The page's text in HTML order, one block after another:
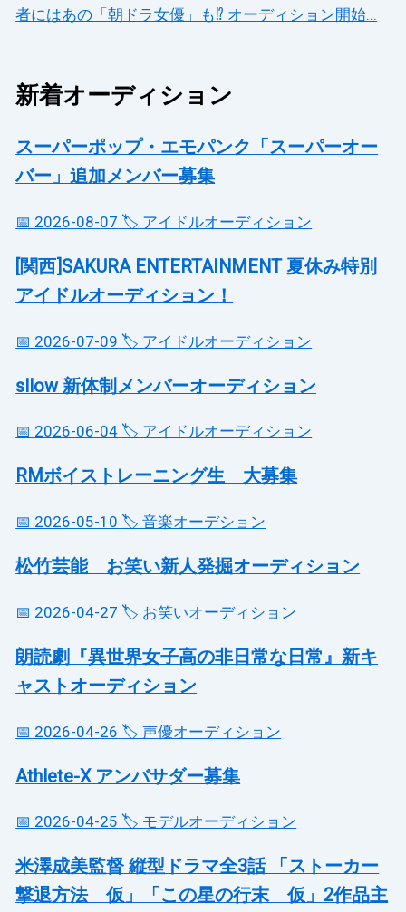
者にはあの「朝ドラ女優」も⁉ オーディション開始...
新着オーディション
スーパーポップ・エモパンク「スーパーオー
バー」追加メンバー募集
📅 2026-08-07 🏷️ アイドルオーディション
[関西]SAKURA ENTERTAINMENT 夏休み特別
アイドルオーディション！
📅 2026-07-09 🏷️ アイドルオーディション
sllow 新体制メンバーオーディション
📅 2026-06-04 🏷️ アイドルオーディション
RMボイストレーニング生 大募集
📅 2026-05-10 🏷️ 音楽オーデション
松竹芸能 お笑い新人発掘オーディション
📅 2026-04-27 🏷️ お笑いオーディション
朗読劇『異世界女子高の非日常な日常』新キ
ャストオーディション
📅 2026-04-26 🏷️ 声優オーディション
Athlete-X アンバサダー募集
📅 2026-04-25 🏷️ モデルオーディション
米澤成美監督 縦型ドラマ全3話 「ストーカー
撃退方法 仮」「この星の行末 仮」2作品主